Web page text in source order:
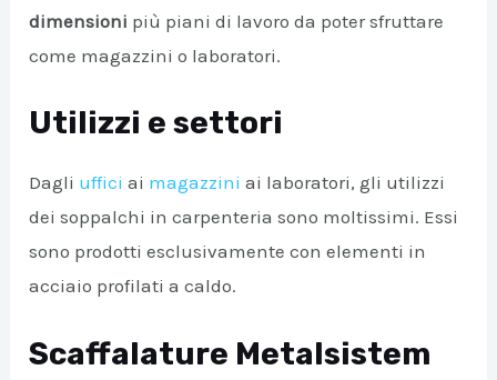
dimensioni più piani di lavoro da poter sfruttare
come magazzini o laboratori.
Utilizzi e settori
Dagli uffici ai magazzini ai laboratori, gli utilizzi
dei soppalchi in carpenteria sono moltissimi. Essi
sono prodotti esclusivamente con elementi in
acciaio profilati a caldo.
Scaffalature Metalsistem